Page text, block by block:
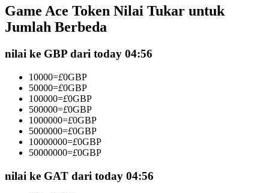
Bergabunglah dengan pedagang top
Menjadi Pedagang Salinan
Nikmati pembagian keuntungan dan komisi copy trading
Game Ace Token Nilai Tukar untuk
Jumlah Berbeda
nilai ke GBP dari today 04:56
10000=£0GBP
50000=£0GBP
100000=£0GBP
500000=£0GBP
1000000=£0GBP
5000000=£0GBP
10000000=£0GBP
50000000=£0GBP
nilai ke GAT dari today 04:56